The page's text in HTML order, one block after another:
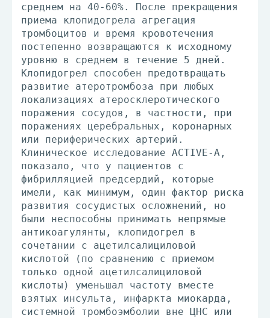
среднем на 40-60%. После прекращения
приема клопидогрела агрегация
тромбоцитов и время кровотечения
постепенно возвращаются к исходному
уровню в среднем в течение 5 дней.
Клопидогрел способен предотвращать
развитие атеротромбоза при любых
локализациях атеросклеротического
поражения сосудов, в частности, при
поражениях церебральных, коронарных
или периферических артерий.
Клиническое исследование ACTIVE-A,
показало, что у пациентов с
фибрилляцией предсердий, которые
имели, как минимум, один фактор риска
развития сосудистых осложнений, но
были неспособны принимать непрямые
антикоагулянты, клопидогрел в
сочетании с ацетилсалициловой
кислотой (по сравнению с приемом
только одной ацетилсалициловой
кислоты) уменьшал частоту вместе
взятых инсульта, инфаркта миокарда,
системной тромбоэмболии вне ЦНС или